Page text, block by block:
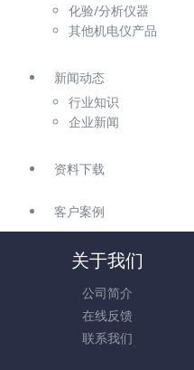
化验/分析仪器
其他机电仪产品
新闻动态
行业知识
企业新闻
资料下载
客户案例
关于我们
公司简介
在线反馈
联系我们